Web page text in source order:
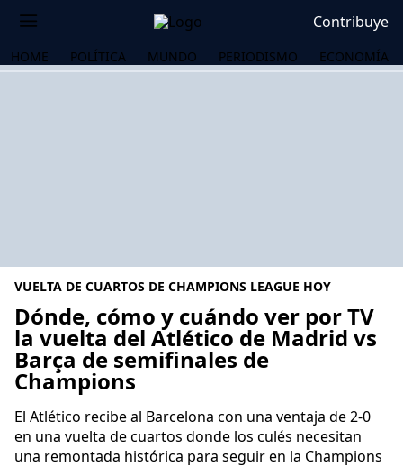
Contribuye
HOME POLÍTICA MUNDO PERIODISMO ECONOMÍA
VUELTA DE CUARTOS DE CHAMPIONS LEAGUE HOY
Dónde, cómo y cuándo ver por TV
la vuelta del Atlético de Madrid vs
Barça de semifinales de
Champions
El Atlético recibe al Barcelona con una ventaja de 2-0
en una vuelta de cuartos donde los culés necesitan
una remontada histórica para seguir en la Champions